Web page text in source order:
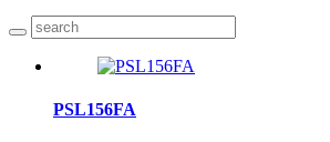
PSL156FA